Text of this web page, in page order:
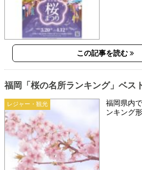
この記事を読む
レジャー・観光
福岡「桜の名所ランキング」ベス
福岡県内
ンキング